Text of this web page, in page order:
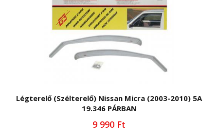
Légterelő (Szélterelő) Nissan Micra (2003-2010) 5A
19.346 PÁRBAN
9 990 Ft